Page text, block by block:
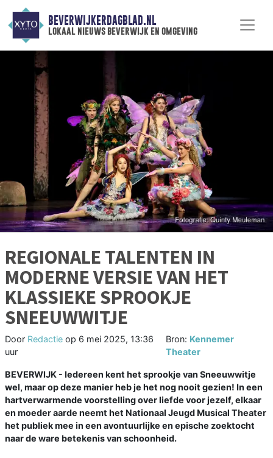
BEVERWIJKERDAGBLAD.NL
lokaal nieuws beverwijk en omgeving
REGIONALE TALENTEN IN
MODERNE VERSIE VAN HET
KLASSIEKE SPROOKJE
SNEEUWWITJE
Door Redactie op 6 mei 2025, 13:36
uur
Bron: Kennemer
Theater
BEVERWIJK - Iedereen kent het sprookje van Sneeuwwitje
wel, maar op deze manier heb je het nog nooit gezien! In een
hartverwarmende voorstelling over liefde voor jezelf, elkaar
en moeder aarde neemt het Nationaal Jeugd Musical Theater
het publiek mee in een avontuurlijke en epische zoektocht
naar de ware betekenis van schoonheid.